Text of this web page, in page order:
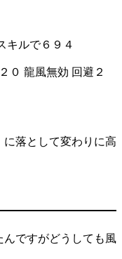
キルで６９４
０ 龍風無効 回避２
落として変わりに高
んですがどうしても風